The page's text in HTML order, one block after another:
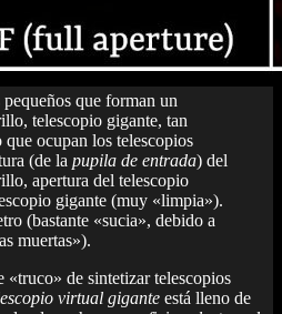
que forman un
telescopio gigante, tan
que ocupan los telescopios
(de la pupila de entrada) del
apertura del telescopio
gigante (muy «limpia»).
(bastante «sucia», debido a
muertas»).
«truco» de sintetizar telescopios
virtual gigante está lleno de